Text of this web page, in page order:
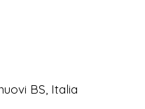
BS, Italia